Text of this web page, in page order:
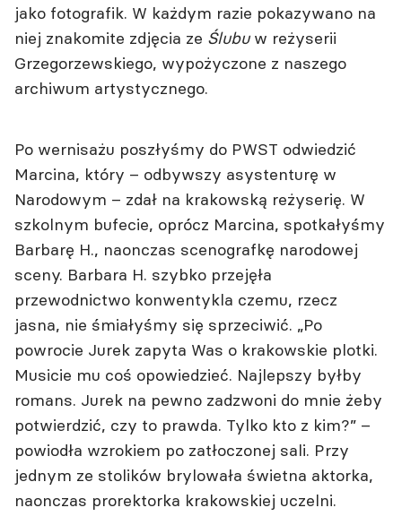
jako fotografik. W każdym razie pokazywano na
niej znakomite zdjęcia ze Ślubuw reżyserii
Grzegorzewskiego, wypożyczone z naszego
archiwum artystycznego.
Po wernisażu poszłyśmy do PWST odwiedzić
Marcina, który – odbywszy asystenturę w
Narodowym – zdał na krakowską reżyserię. W
szkolnym bufecie, oprócz Marcina, spotkałyśmy
Barbarę H., naonczas scenografkę narodowej
sceny. Barbara H. szybko przejęła
przewodnictwo konwentykla czemu, rzecz
jasna, nie śmiałyśmy się sprzeciwić. „Po
powrocie Jurek zapyta Was o krakowskie plotki.
Musicie mu coś opowiedzieć. Najlepszy byłby
romans. Jurek na pewno zadzwoni do mnie żeby
potwierdzić, czy to prawda. Tylko kto z kim?” –
powiodła wzrokiem po zatłoczonej sali. Przy
jednym ze stolików brylowała świetna aktorka,
naonczas prorektorka krakowskiej uczelni.